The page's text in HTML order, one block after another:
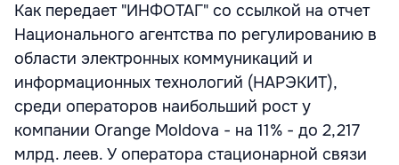
Как передает "ИНФОТАГ" со ссылкой на отчет
Национального агентства по регулированию в
области электронных коммуникаций и
информационных технологий (НАРЭКИТ),
среди операторов наибольший рост у
компании Orange Moldova - на 11% - до 2,217
млрд. леев. У оператора стационарной связи